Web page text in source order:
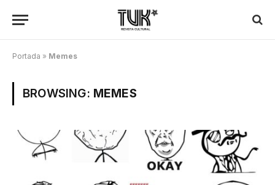
Portada » Memes
BROWSING: MEMES